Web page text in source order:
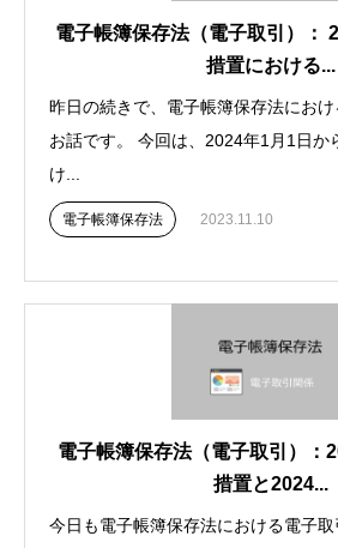
電子帳簿保存法（電子取引）：
措置における...
昨日の続きで、電子帳簿保存法にお
お話です。 今回は、2024年1月1日か
け...
電子帳簿保存法 2023.11.10
電子帳簿保存法（電子取引）：
措置と2024...
今日も電子帳簿保存法における電子